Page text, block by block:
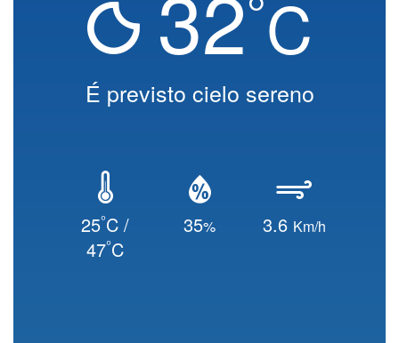
C
É previsto cielo sereno
25°C /
47°C
35% 3.6 Km/h